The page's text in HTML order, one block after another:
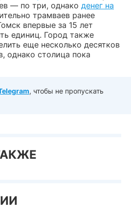
— по три, однако денег на
трамваев ранее
впервые за 15 лет
единиц. Город также
еще несколько десятков
однако столица пока
, чтобы не пропускать